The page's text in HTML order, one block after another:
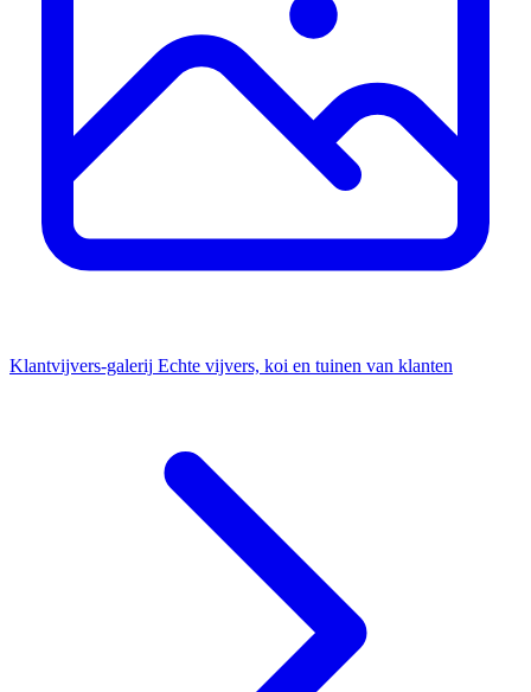
Klantvijvers-galerij Echte vijvers, koi en tuinen van klanten